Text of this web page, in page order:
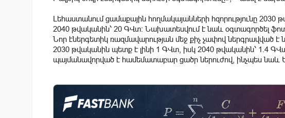
Լեհաստանում ցամաքային հողմակայանների հզորությունը 2030
2040 թվականին՝ 20 ԳՎտ։ Նախատեսվում է նաև օգտագործել
Նոր էներգետիկ ռազմավարության մեջ քիչ չափով ներգրավված է
2030 թվականին պետք է լինի 1 ԳՎտ, իսկ 2040 թվականին՝ 1.4
պայմանավորված է համեմատաբար ցածր ներուժով, ինչպես նաև